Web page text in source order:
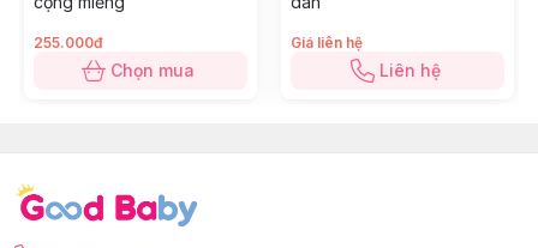
Bông hữu cơ đầu tiên tại Nhật Bản.
255.000đ
Chọn mua
Giá liên hệ
Liên hệ